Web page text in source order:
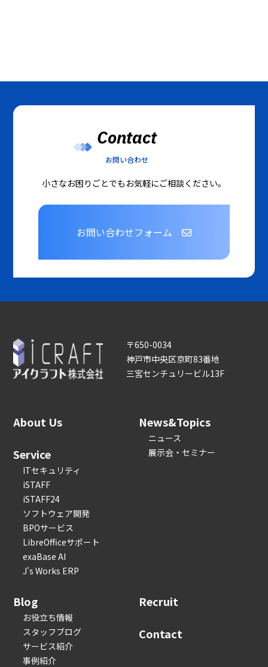
Contact
お問い合わせ
小さなお困りごとでもお気軽にご相談ください。
お問い合わせフォーム
〒650-0034
神戸市中央区京町83番地
三宮センチュリービル13F
About Us
Service
ITセキュリティ
iSTAFF
iSTAFF24
ソフトウェア開発
BPOサービス
LibreOfficeサポート
exaBase AI
J's Works ERP
News&Topics
ニュース
展示会・セミナー
Blog
お役立ち情報
スタッフブログ
サービス紹介
事例紹介
Recruit
Contact